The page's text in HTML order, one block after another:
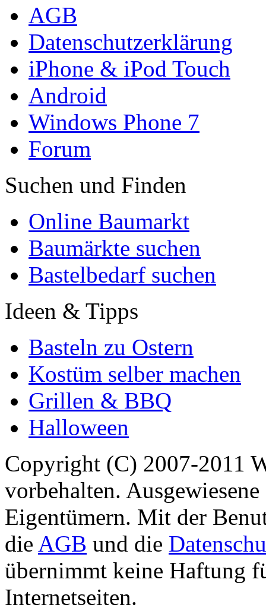
AGB
Datenschutzerklärung
iPhone & iPod Touch
Android
Windows Phone 7
Forum
Suchen und Finden
Online Baumarkt
Baumärkte suchen
Bastelbedarf suchen
Ideen & Tipps
Basteln zu Ostern
Kostüm selber machen
Grillen & BBQ
Halloween
Copyright (C) 2007-2011
vorbehalten.
Eigentümern. Mit der
die AGB und die
übernimmt keine Haftung
Internetseiten.